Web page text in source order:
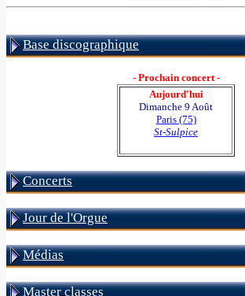
Base discographique
- Prochain concert -
Aujourd'hui
Dimanche 9 Août
Paris (75)
St-Sulpice
Concerts
Jour de l'Orgue
Médias
Master classes